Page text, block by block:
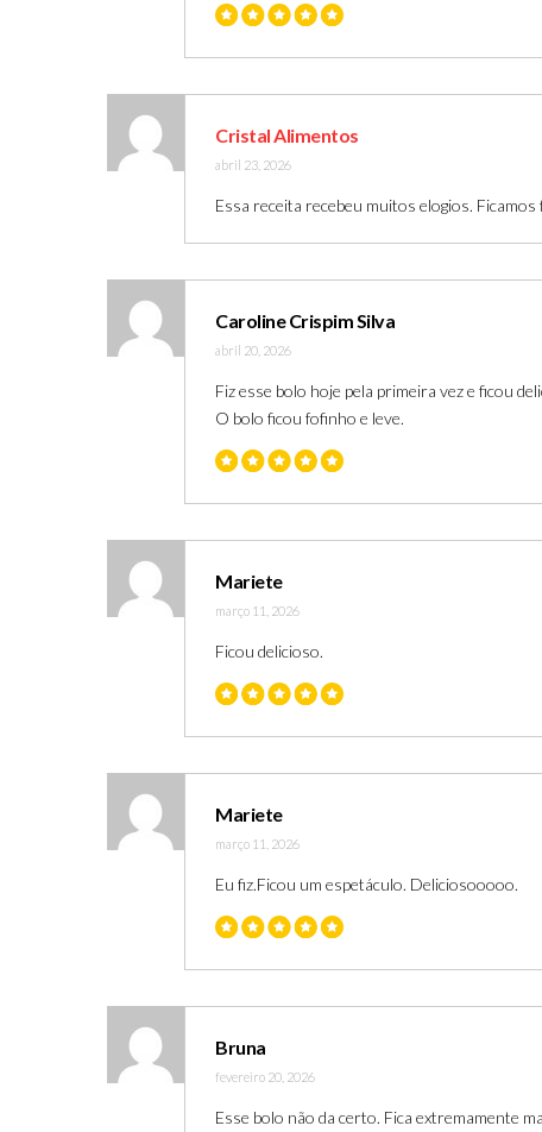
Cristal Alimentos
abril 23, 2026
Essa receita recebeu muitos elogios. Ficamos
Caroline Crispim Silva
abril 20, 2026
Fiz esse bolo hoje pela primeira vez e ficou
O bolo ficou fofinho e leve.
Mariete
março 11, 2026
Ficou delicioso.
Mariete
março 11, 2026
Eu fiz.Ficou um espetáculo. Deliciosooooo.
Bruna
fevereiro 20, 2026
Esse bolo não da certo. Fica extremamente